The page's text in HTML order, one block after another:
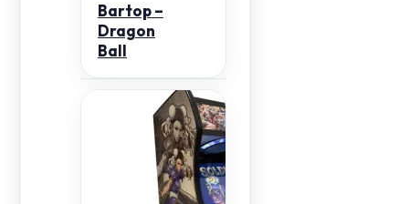
Bartop –
Dragon
Ball